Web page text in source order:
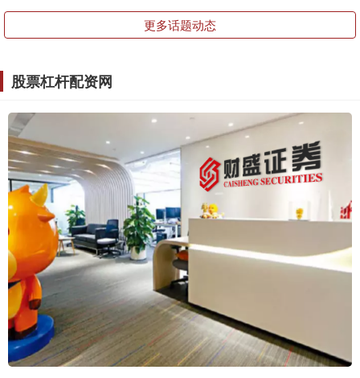
更多话题动态
股票杠杆配资网